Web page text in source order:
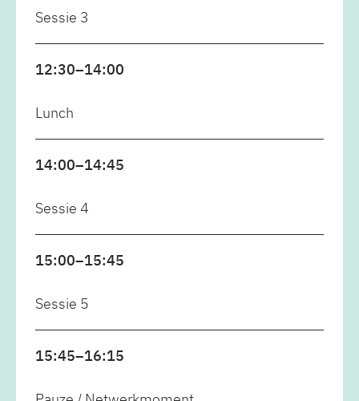
Sessie 3
12:30–14:00
Lunch
14:00–14:45
Sessie 4
15:00–15:45
Sessie 5
15:45–16:15